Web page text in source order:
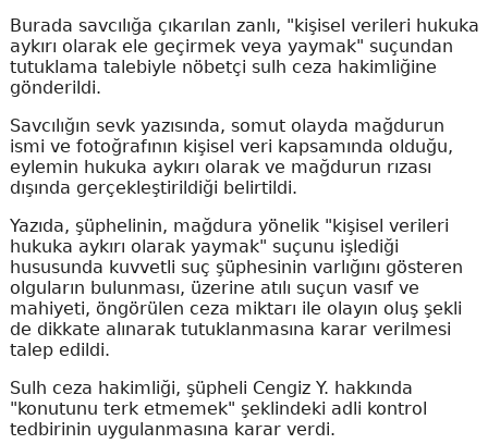
Burada savcılığa çıkarılan zanlı, "kişisel verileri hukuka
aykırı olarak ele geçirmek veya yaymak" suçundan
tutuklama talebiyle nöbetçi sulh ceza hakimliğine
gönderildi.
Savcılığın sevk yazısında, somut olayda mağdurun
ismi ve fotoğrafının kişisel veri kapsamında olduğu,
eylemin hukuka aykırı olarak ve mağdurun rızası
dışında gerçekleştirildiği belirtildi.
Yazıda, şüphelinin, mağdura yönelik "kişisel verileri
hukuka aykırı olarak yaymak" suçunu işlediği
hususunda kuvvetli suç şüphesinin varlığını gösteren
olguların bulunması, üzerine atılı suçun vasıf ve
mahiyeti, öngörülen ceza miktarı ile olayın oluş şekli
de dikkate alınarak tutuklanmasına karar verilmesi
talep edildi.
Sulh ceza hakimliği, şüpheli Cengiz Y. hakkında
"konutunu terk etmemek" şeklindeki adli kontrol
tedbirinin uygulanmasına karar verdi.